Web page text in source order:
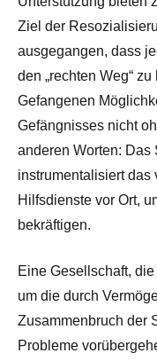
Ziel der
ausgegangen, dass
den „rechten Weg“
Gefangenen
Gefängnisses nicht
anderen Worten: Das
instrumentalisiert das
Hilfsdienste vor Ort,
bekräftigen.
Eine Gesellschaft,
um die durch
Zusammenbruch der
Probleme